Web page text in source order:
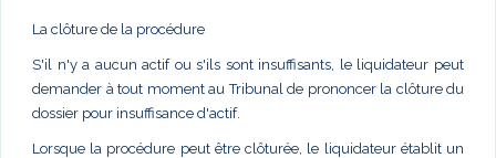
La clôture de la procédure
S'il n'y a aucun actif ou s'ils sont insuffisants, le liquidateur peut
demander à tout moment au Tribunal de prononcer la clôture du
dossier pour insuffisance d'actif.
Lorsque la procédure peut être clôturée, le liquidateur établit un